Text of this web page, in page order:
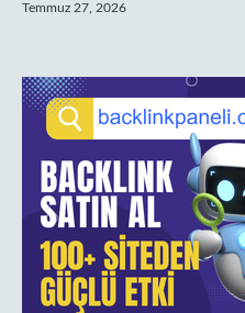
Temmuz 27, 2026